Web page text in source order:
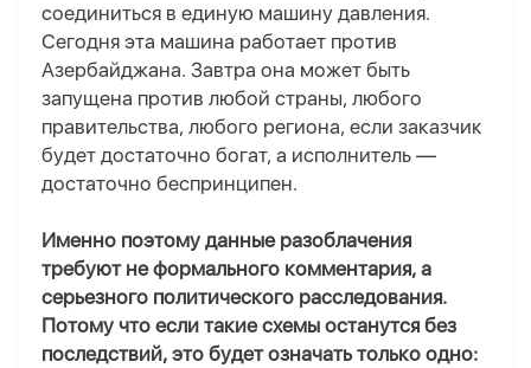
соединиться в единую машину давления.
Сегодня эта машина работает против
Азербайджана. Завтра она может быть
запущена против любой страны, любого
правительства, любого региона, если заказчик
будет достаточно богат, а исполнитель —
достаточно беспринципен.
Именно поэтому данные разоблачения
требуют не формального комментария, а
серьезного политического расследования.
Потому что если такие схемы останутся без
последствий, это будет означать только одно: